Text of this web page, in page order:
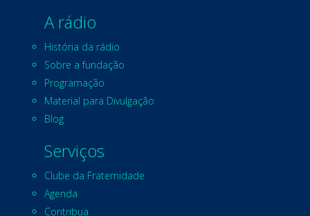
A rádio
História da rádio
Sobre a fundação
Programação
Material para Divulgação
Blog
Serviços
Clube da Fraternidade
Agenda
Contribua